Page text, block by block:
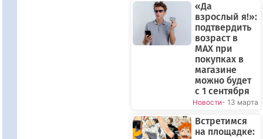
«Да
взрослый я!»:
подтвердить
возраст в
МАХ при
покупках в
магазине
можно будет
с 1 сентября
Новости- 13 марта
Встретимся
на площадке: